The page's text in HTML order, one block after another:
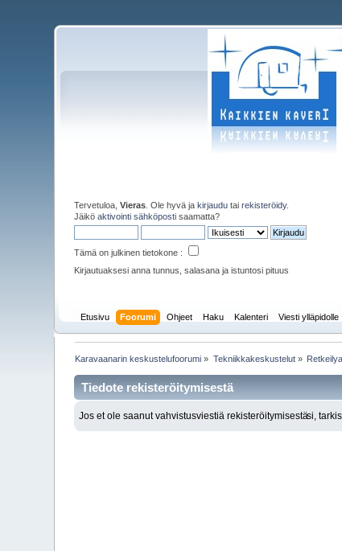
Tervetuloa,Vieras . Ole hyvä jakirjaudu tairekisteröidy.
Jäiköaktivointi sähköposti saamatta?
Tämä on julkinen tietokone :
Kirjautuaksesi anna tunnus, salasana ja istuntosi pituus
Etusivu Foorumi Ohjeet Haku Kalenteri Viesti ylläpidolle
Karavaanarin keskustelufoorumi » Tekniikkakeskustelut»
Tiedote rekisteröitymisestä
Jos et ole saanut vahvistusviestiä rekisteröitymisestäsi,